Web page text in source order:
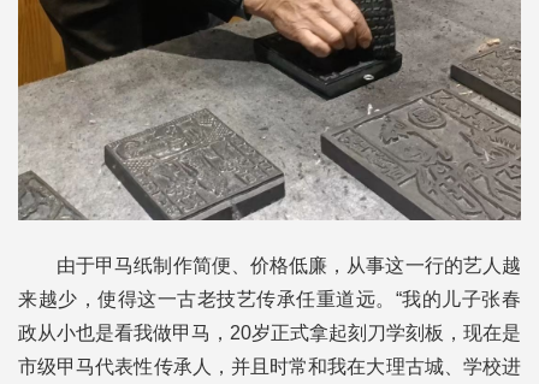
由于甲马纸制作简便、价格低廉，从事这一行的艺人越
来越少，使得这一古老技艺传承任重道远。“我的儿子张春
政从小也是看我做甲马，20岁正式拿起刻刀学刻板，现在是
市级甲马代表性传承人，并且时常和我在大理古城、学校进